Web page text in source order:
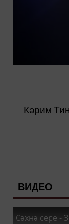
Кәрим
ВИДЕО
Сәхнә сере -